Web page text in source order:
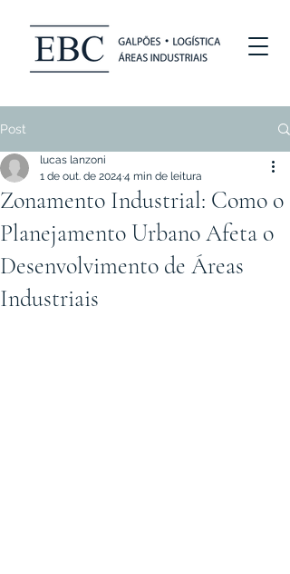
Post
Zonamento Industrial: Como o
Planejamento Urbano Afeta o
Desenvolvimento de Áreas
Industriais
lucas lanzoni
1 de out. de 2024 4 min de leitura